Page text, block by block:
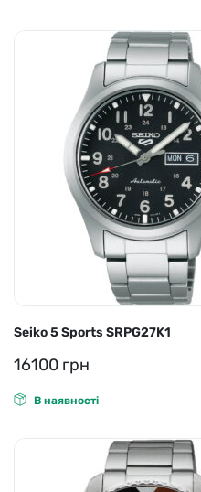
Seiko 5 Sports SRPG27K1
16100 грн
В наявності